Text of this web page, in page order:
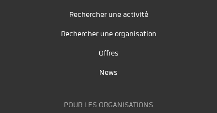
Rechercher une activité
Rechercher une organisation
Offres
News
POUR LES ORGANISATIONS